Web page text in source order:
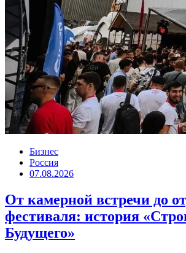
Бизнес
Россия
07.08.2026
От камерной встречи до
фестиваля: история
Будущего»